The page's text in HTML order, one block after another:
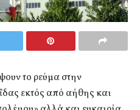
το ρεύμα στην
εκτός από αήθης και